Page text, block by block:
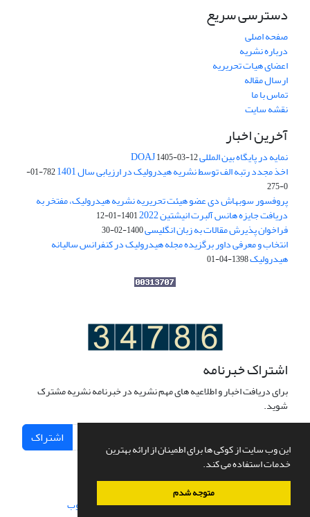
این وب سایت از کوکی ها برای اطمینان از ارائه بهترین
خدمات استفاده می کند.
متوجه شدم
دسترسی سریع
صفحه اصلی
درباره نشریه
اعضای هیات تحریریه
ارسال مقاله
تماس با ما
نقشه سایت
آخرین اخبار
نمایه در پایگاه بین المللی DOAJ1405-03-12
اخذ مجدد رتبه الف توسط نشریه هیدرولیک در ارزیابی سال 1401
782-01-
0-275
پروفسور سوبهاش دی عضو هیئت تحریریه نشریه هیدرولیک، مفتخر به
دریافت جایزه هانس آلبرت انیشتین 2022 1401-01-12
فراخوان پذیرش مقالات به زبان انگلیسی1400-02-30
انتخاب و معرفی داور برگزیده مجله هیدرولیک در کنفرانس سالیانه
هیدرولیک1398-04-01
اشتراک خبرنامه
برای دریافت اخبار و اطلاعیه های مهم نشریه در خبرنامه نشریه مشترک
شوید.
اشتراک
سامانه مدیریت نشریات علمی.طراحی و پیاده سازی از سیناوب